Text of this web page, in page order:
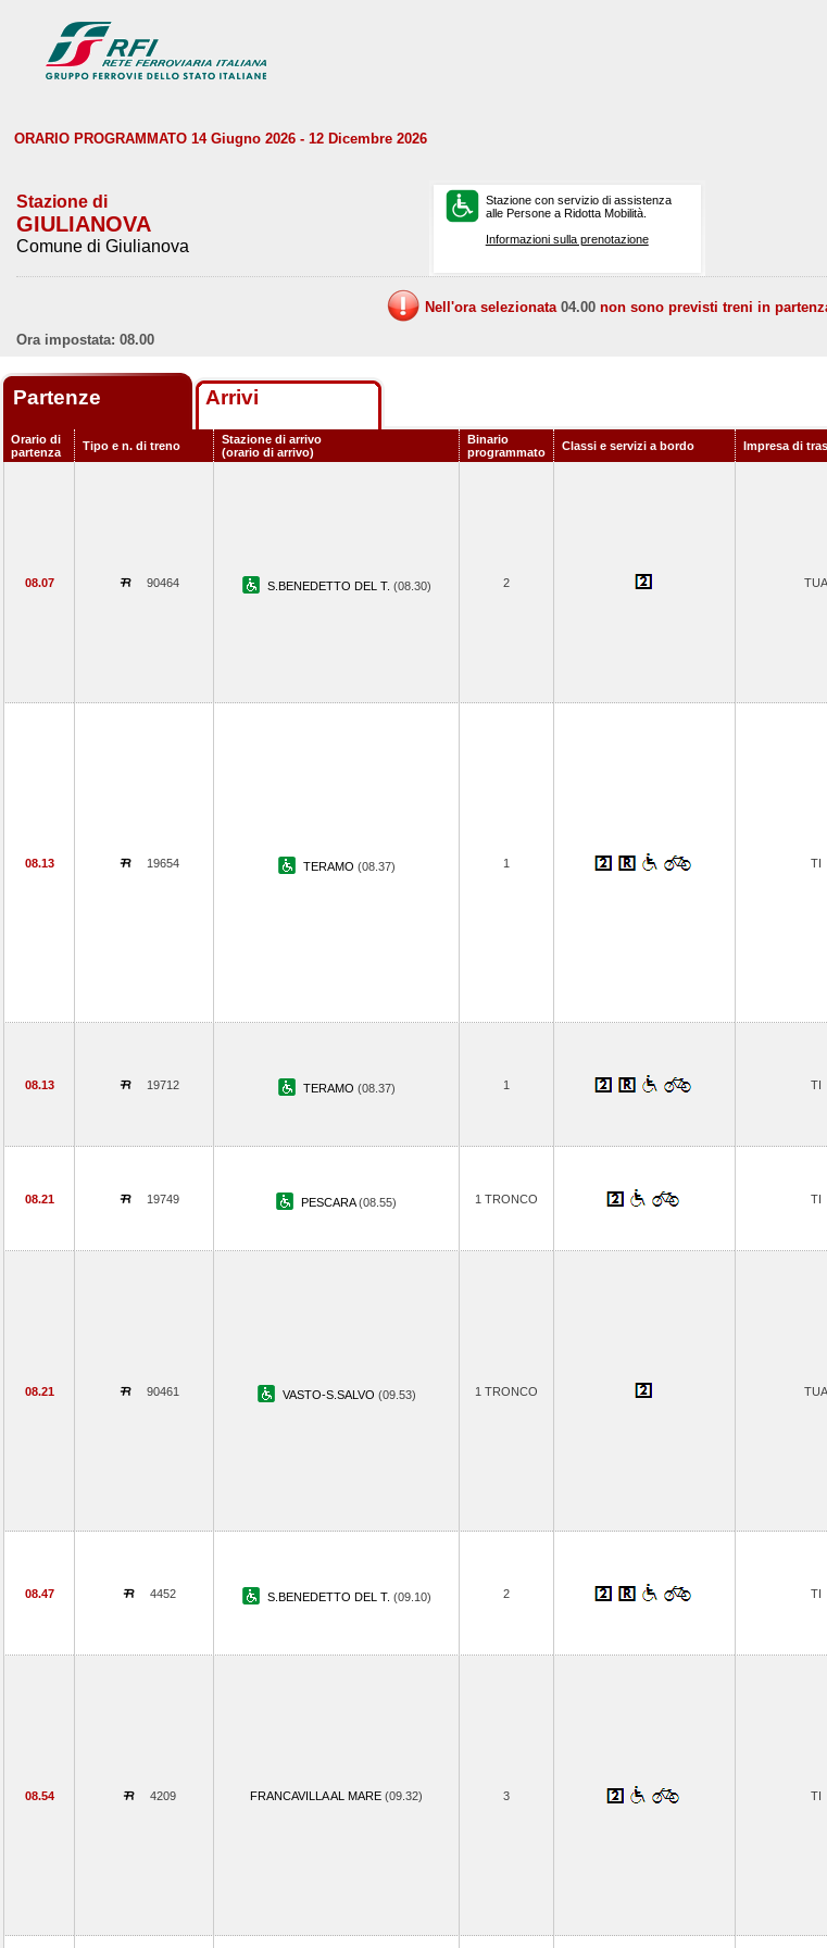
ORARIO PROGRAMMATO 14 Giugno 2026 - 12 Dicembre 2026
Stazione di
GIULIANOVA
Comune di Giulianova
Stazione con servizio di assistenza
alle Persone a Ridotta Mobilità.
Informazioni sulla prenotazione
Nell'ora selezionata 04.00 non sono previsti treni in
Ora impostata: 08.00
Partenze Arrivi
Orario di
partenza
Tipo e n. di treno
Stazione di arrivo
(orario di arrivo)
Binario
programmato
Classi e servizi a bordo Impresa di
08.07 90464 S.BENEDETTO DEL T. (08.30) 2 TUA
08.13 19654 TERAMO (08.37) 1 TI
08.13 19712 TERAMO (08.37) 1 TI
08.21 19749 PESCARA(08.55) 1 TRONCO TI
08.21 90461 VASTO-S.SALVO (09.53) 1 TRONCO TUA
08.47 4452 S.BENEDETTO DEL T. (09.10) 2 TI
08.54 4209 FRANCAVILLA AL MARE (09.32) 3 TI